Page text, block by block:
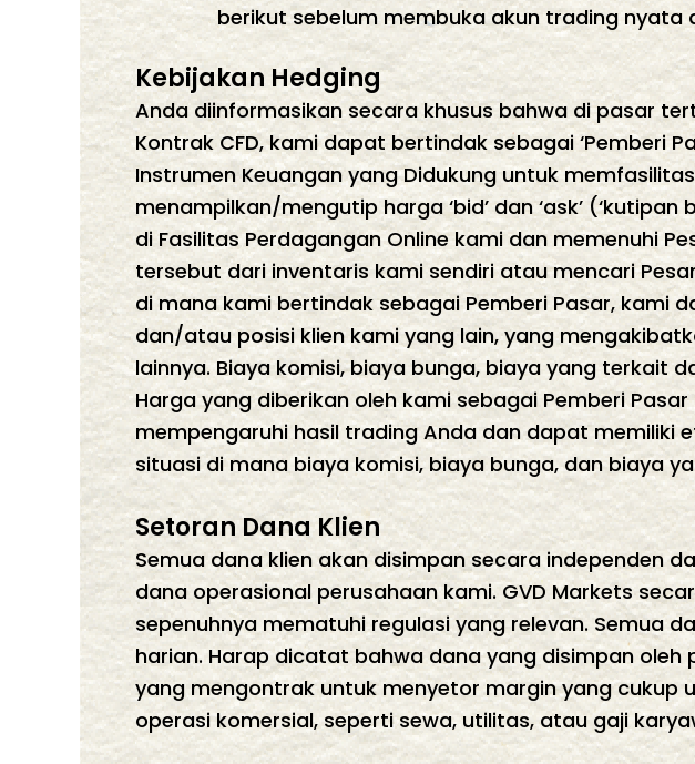
berikut sebelum membuka akun trading nyata
Kebijakan Hedging
Anda diinformasikan secara khusus bahwa di pasar
Kontrak CFD, kami dapat bertindak sebagai ‘Pemberi
Instrumen Keuangan yang Didukung untuk
menampilkan/mengutip harga ‘bid’ dan ‘ask’
di Fasilitas Perdagangan Online kami dan memenuhi
tersebut dari inventaris kami sendiri atau mencari
di mana kami bertindak sebagai Pemberi Pasar, kami
dan/atau posisi klien kami yang lain, yang
lainnya. Biaya komisi, biaya bunga, biaya yang terkait
Harga yang diberikan oleh kami sebagai Pemberi
mempengaruhi hasil trading Anda dan dapat memiliki
situasi di mana biaya komisi, biaya bunga, dan biaya
Setoran Dana Klien
Semua dana klien akan disimpan secara independen
dana operasional perusahaan kami. GVD Markets
sepenuhnya mematuhi regulasi yang relevan. Semua
harian. Harap dicatat bahwa dana yang disimpan
yang mengontrak untuk menyetor margin yang
operasi komersial, seperti sewa, utilitas, atau gaji